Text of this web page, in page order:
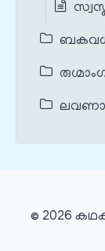
© 2026